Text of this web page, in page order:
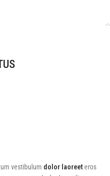
vestibulum dolor laoreeteros